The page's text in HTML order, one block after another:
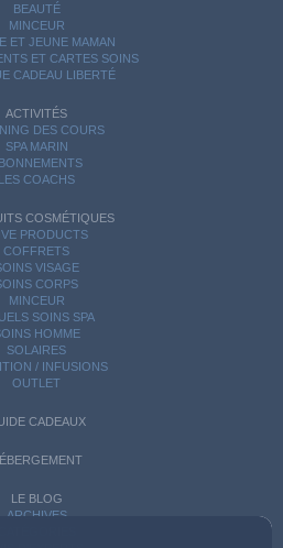
BEAUTÉ
MINCEUR
ET JEUNE MAMAN
ET CARTES SOINS
CADEAU LIBERTÉ
ACTIVITÉS
DES COURS
SPA MARIN
LES COACHS
COSMÉTIQUES
PRODUCTS
COFFRETS
VISAGE
CORPS
MINCEUR
SOINS SPA
HOMME
SOLAIRES
/ INFUSIONS
OUTLET
CADEAUX
LE BLOG
ARCHIVES